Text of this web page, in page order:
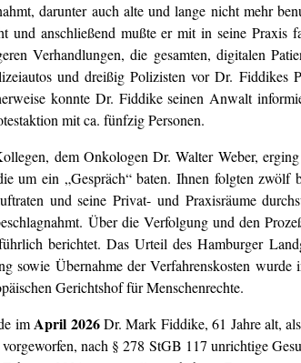
darunter auch alte und lange nicht mehr
und anschließend mußte er mit in seine Praxis
Verhandlungen, die gesamten, digitalen
und dreißig Polizisten vor Dr. Fiddikes
konnte Dr. Fiddike seinen Anwalt
mit ca. fünfzig Personen.
dem Onkologen Dr. Walter Weber,
um ein „Gespräch“ baten. Ihnen folgten
und seine Privat- und Praxisräume
Über die Verfolgung und den
berichtet. Das Urteil des Hamburger
sowie Übernahme der Verfahrenskosten
Gerichtshof für Menschenrechte.
imApril 2026Dr. Mark Fiddike, 61 Jahre alt,
nach § 278 StGB 117 unrichtige